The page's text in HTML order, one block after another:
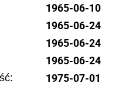
1965-06-10
1965-06-24
1965-06-24
1965-06-24
1975-07-01